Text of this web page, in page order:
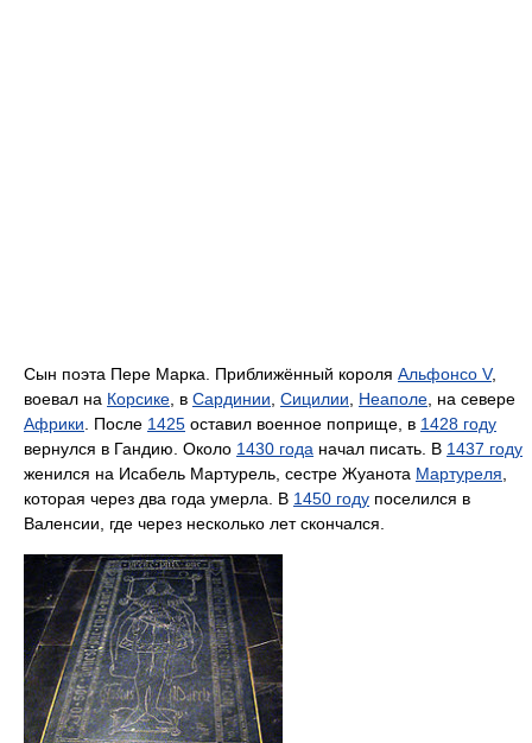
Сын поэта Пере Марка. Приближённый короля Альфонсо V,
воевал на Корсике , в Сардинии Сицилии Неаполе , на севере
Африки . После 1425 оставил военное поприще, в 1428 году
вернулся в Гандию. Около 1430 года начал писать. В 1437 году
женился на Исабель Мартурель, сестре Жуанота Мартуреля
которая через два года умерла. В 1450 году поселился в
Валенсии, где через несколько лет скончался.